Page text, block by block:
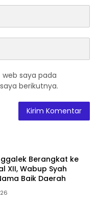
saya pada
berikutnya.
Berangkat ke
XII, Wabup Syah
Baik Daerah